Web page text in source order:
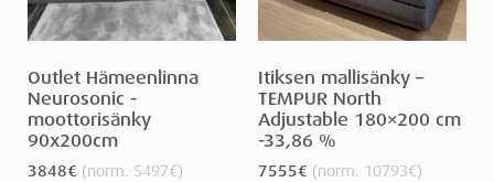
Outlet Hämeenlinna
Neurosonic -
moottorisänky
90x200cm
3848€ (norm. 5497€)
Itiksen mallisänky –
TEMPUR North
Adjustable 180×200 cm
-33,86 %
7555€ (norm. 10793€)